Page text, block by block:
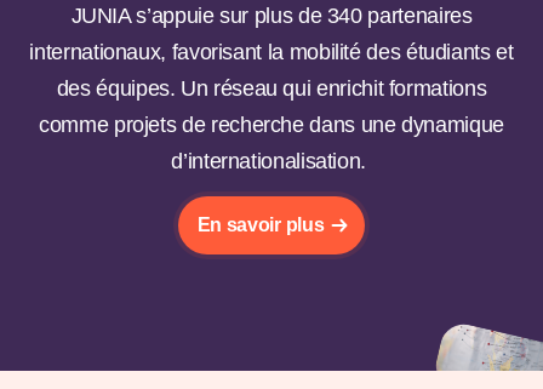
JUNIA s’appuie sur plus de 340 partenaires
internationaux, favorisant la mobilité des étudiants et
des équipes. Un réseau qui enrichitformations
comme projets de recherche dans une dynamique
d’internationalisation.
En savoir plus